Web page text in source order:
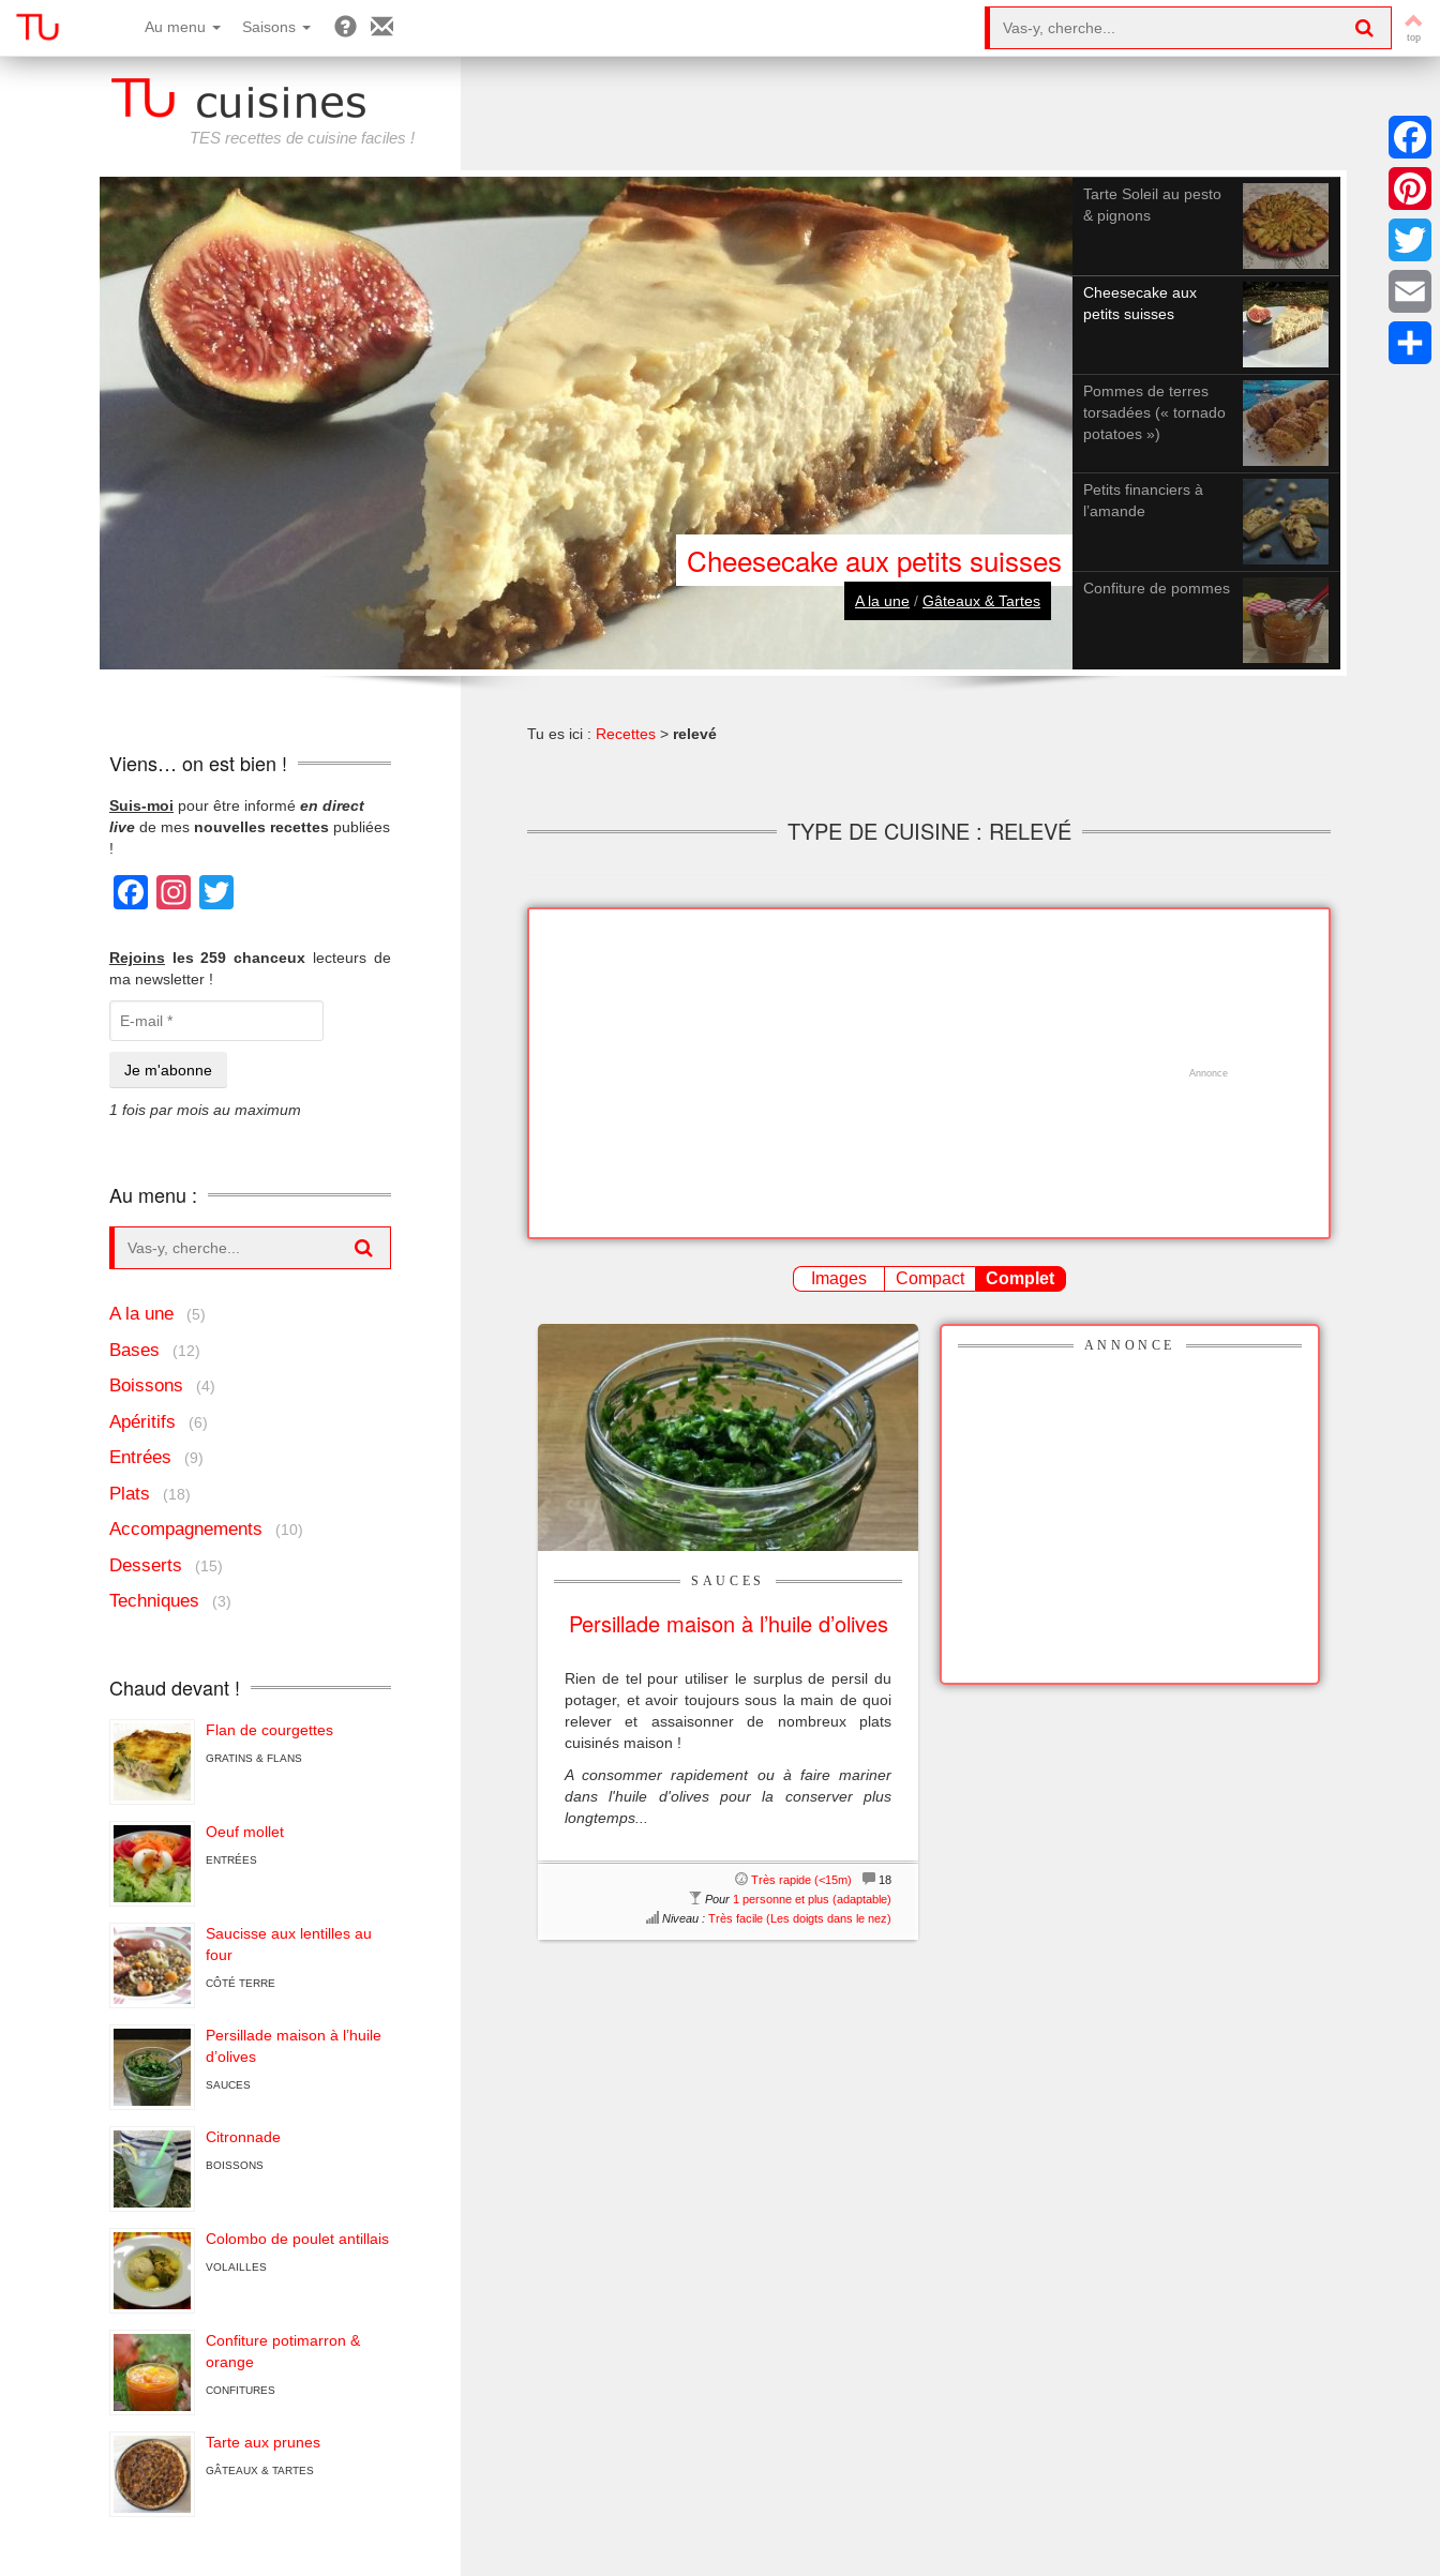
Au menu Saisons
TES recettes de cuisine faciles !
Tarte Soleil au pesto
& pignons
Cheesecake aux
petits suisses
Pommes de terres
torsadées (« tornado
potatoes »)
Petits financiers à
l’amande
Confiture de pommes
Pommes de terres torsadées (« tornado potatoes »)
A la une/Légumes
Tu es ici : Recettes > relevé
TYPE DE CUISINE : RELEVÉ
Images Compact Complet
SAUCES
Persillade maison à l’huile d’olives
Rien de tel pour utiliser le surplus de persil du
potager, et avoir toujours sous la main de quoi
relever et assaisonner de nombreux plats
cuisinés maison !
A consommer rapidement ou à faire mariner
dans l'huile d'olives pour la conserver plus
longtemps...
18
Très rapide (<15m)
Pour 1 personne et plus (adaptable)
Niveau : Très facile (Les doigts dans le nez)
ANNONCE
Viens… on est bien !
Suis-moi pour être informé en direct
live de mes nouvelles recettes publiées
!
Facebook
Instagram
Rejoins les 259 chanceux lecteurs de
ma newsletter !
1 fois par mois au maximum
Au menu :
A la une (5)
Bases (12)
Boissons (4)
Apéritifs (6)
Entrées (9)
Plats (18)
Accompagnements (10)
Desserts (15)
Techniques (3)
Chaud devant !
Flan de courgettes
GRATINS & FLANS
Oeuf mollet
ENTRÉES
Saucisse aux lentilles au
four
CÔTÉ TERRE
Persillade maison à l’huile
d’olives
SAUCES
Citronnade
BOISSONS
Colombo de poulet antillais
VOLAILLES
Confiture potimarron &
orange
CONFITURES
Tarte aux prunes
GÂTEAUX & TARTES
Twitter
Email